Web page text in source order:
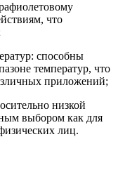
что
способны
температур, что
приложений;
низкой
выбором как для
лиц.